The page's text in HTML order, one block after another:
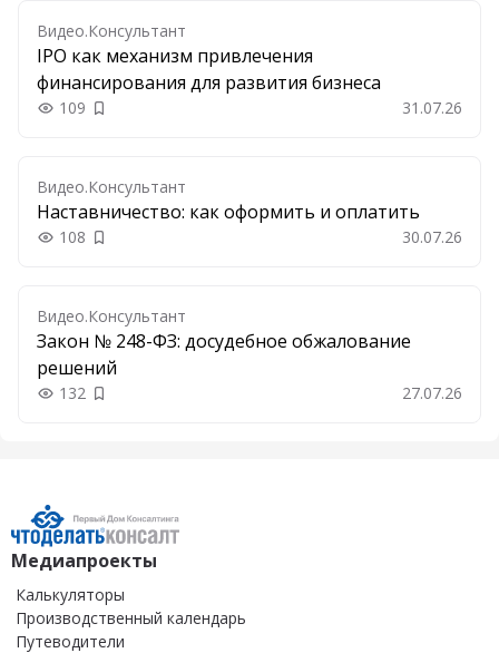
Видео.Консультант
IPO как механизм привлечения
финансирования для развития бизнеса
109 Добавить в закладки 31.07.26
Видео.Консультант
Наставничество: как оформить и оплатить
108 Добавить в закладки 30.07.26
Видео.Консультант
Закон № 248-ФЗ: досудебное обжалование
решений
132 Добавить в закладки 27.07.26
Медиапроекты
Калькуляторы
Производственный календарь
Путеводители